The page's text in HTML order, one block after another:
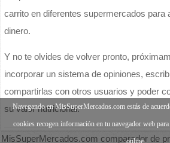
carrito en diferentes supermercados para
dinero.
Y no te olvides de volver pronto,
incorporar un sistema de opiniones,
compartirlas con otros usuarios y poder
su valor nutricional.
MisSuperMercados.com comparador de
Navegando en MisSuperMercados.com estás de
cookies recogen información en tu navegador web
online.